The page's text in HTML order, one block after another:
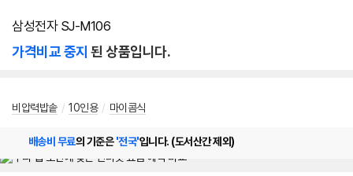
삼성전자 SJ-M106
가격비교 중지 된 상품입니다.
비압력밥솥 / 10인용 / 마이콤식
배송비 무료의 기준은'전국'입니다. (도서산간 제외)